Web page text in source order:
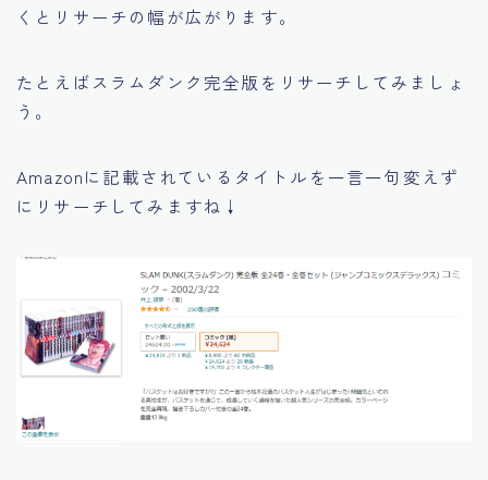
くとリサーチの幅が広がります。
たとえばスラムダンク完全版をリサーチしてみましょ
う。
Amazonに記載されているタイトルを一言一句変えず
にリサーチしてみますね↓